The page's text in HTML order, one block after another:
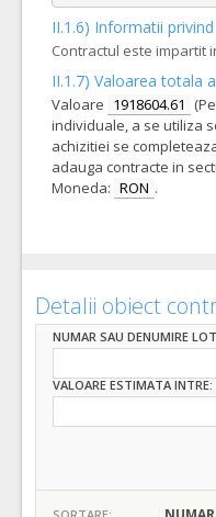
II.1.6) Informatii
Contractul este impartit
II.1.7) Valoarea totala
Valoare 1918604.61
individuale, a se utiliza
achizitiei se
adauga contracte in
Moneda: RON .
Detalii obiect
NUMAR SAU DENUMIRE LOT
VALOARE ESTIMATA INTRE: